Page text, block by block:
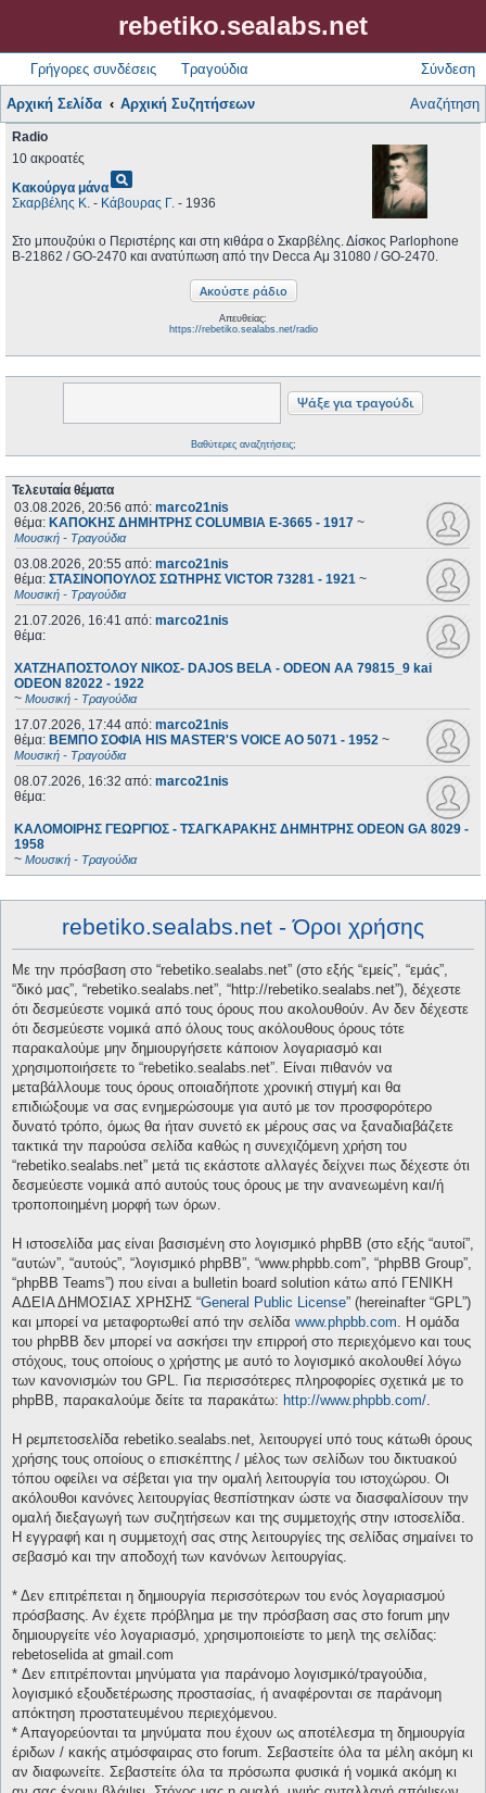
rebetiko.sealabs.net
Γρήγορες συνδέσεις Τραγούδια Σύνδεση
Αρχική Σελίδα Αρχική Συζητήσεων Αναζήτηση
Radio
10 ακροατές
Κακούργα μάναpageview
Σκαρβέλης Κ. - Κάβουρας Γ. - 1936
Στο μπουζούκι ο Περιστέρης και στη κιθάρα ο Σκαρβέλης. Δίσκος Parlophone
B-21862 / GO-2470 και ανατύπωση από την Decca Αμ 31080 / GO-2470.
Απευθείας:
https://rebetiko.sealabs.net/radio
Βαθύτερες αναζητήσεις;
Τελευταία θέματα
03.08.2026, 20:56 από: marco21nis
θέμα: ΚΑΠΟΚΗΣ ΔΗΜΗΤΡΗΣ COLUMBIA E-3665 - 1917 ~
Μουσική - Τραγούδια
03.08.2026, 20:55 από: marco21nis
θέμα: ΣΤΑΣΙΝΟΠΟΥΛΟΣ ΣΩΤΗΡΗΣ VICTOR 73281 - 1921 ~
Μουσική - Τραγούδια
21.07.2026, 16:41 από: marco21nis
θέμα:
ΧΑΤΖΗΑΠΟΣΤΟΛΟΥ ΝΙΚΟΣ- DAJOS BELA - ODEON AA 79815_9 kai
ODEON 82022 - 1922
~ Μουσική - Τραγούδια
17.07.2026, 17:44 από: marco21nis
θέμα: ΒΕΜΠΟ ΣΟΦΙΑ HIS MASTER'S VOICE AO 5071 - 1952 ~
Μουσική - Τραγούδια
08.07.2026, 16:32 από: marco21nis
θέμα:
ΚΑΛΟΜΟΙΡΗΣ ΓΕΩΡΓΙΟΣ - ΤΣΑΓΚΑΡΑΚΗΣ ΔΗΜΗΤΡΗΣ ODEON GA 8029 -
1958
~ Μουσική - Τραγούδια
rebetiko.sealabs.net - Όροι χρήσης
Με την πρόσβαση στο “rebetiko.sealabs.net” (στο εξής “εμείς”, “εμάς”,
“δικό μας”, “rebetiko.sealabs.net”, “http://rebetiko.sealabs.net”), δέχεστε
ότι δεσμεύεστε νομικά από τους όρους που ακολουθούν. Αν δεν δέχεστε
ότι δεσμεύεστε νομικά από όλους τους ακόλουθους όρους τότε
παρακαλούμε μην δημιουργήσετε κάποιον λογαριασμό και
χρησιμοποιήσετε το “rebetiko.sealabs.net”. Είναι πιθανόν να
μεταβάλλουμε τους όρους οποιαδήποτε χρονική στιγμή και θα
επιδιώξουμε να σας ενημερώσουμε για αυτό με τον προσφορότερο
δυνατό τρόπο, όμως θα ήταν συνετό εκ μέρους σας να ξαναδιαβάζετε
τακτικά την παρούσα σελίδα καθώς η συνεχιζόμενη χρήση του
“rebetiko.sealabs.net” μετά τις εκάστοτε αλλαγές δείχνει πως δέχεστε ότι
δεσμεύεστε νομικά από αυτούς τους όρους με την ανανεωμένη και/ή
τροποποιημένη μορφή των όρων.
Η ιστοσελίδα μας είναι βασισμένη στο λογισμικό phpBB (στο εξής “αυτοί”,
“αυτών”, “αυτούς”, “λογισμικό phpBB”, “www.phpbb.com”, “phpBB Group”,
“phpBB Teams”) που είναι a bulletin board solution κάτω από ΓΕΝΙΚΗ
ΑΔΕΙΑ ΔΗΜΟΣΙΑΣ ΧΡΗΣΗΣ “General Public License” (hereinafter “GPL”)
και μπορεί να μεταφορτωθεί από την σελίδα www.phpbb.com. Η ομάδα
του phpBB δεν μπορεί να ασκήσει την επιρροή στο περιεχόμενο και τους
στόχους, τους οποίους ο χρήστης με αυτό το λογισμικό ακολουθεί λόγω
των κανονισμών του GPL. Για περισσότερες πληροφορίες σχετικά με το
phpBB, παρακαλούμε δείτε τα παρακάτω: http://www.phpbb.com/.
Η ρεμπετοσελίδα rebetiko.sealabs.net, λειτουργεί υπό τους κάτωθι όρους
χρήσης τους οποίους ο επισκέπτης / μέλος των σελίδων του δικτυακού
τόπου οφείλει να σέβεται για την ομαλή λειτουργία του ιστοχώρου. Οι
ακόλουθοι κανόνες λειτουργίας θεσπίστηκαν ώστε να διασφαλίσουν την
ομαλή διεξαγωγή των συζητήσεων και της συμμετοχής στην ιστοσελίδα.
Η εγγραφή και η συμμετοχή σας στης λειτουργίες της σελίδας σημαίνει το
σεβασμό και την αποδοχή των κανόνων λειτουργίας.
* Δεν επιτρέπεται η δημιουργία περισσότερων του ενός λογαριασμού
πρόσβασης. Αν έχετε πρόβλημα με την πρόσβαση σας στο forum μην
δημιουργείτε νέο λογαριασμό, χρησιμοποιείστε το μεηλ της σελίδας:
rebetoselida at gmail.com
* Δεν επιτρέπονται μηνύματα για παράνομο λογισμικό/τραγούδια,
λογισμικό εξουδετέρωσης προστασίας, ή αναφέρονται σε παράνομη
απόκτηση προστατευμένου περιεχόμενου.
* Απαγορεύονται τα μηνύματα που έχουν ως αποτέλεσμα τη δημιουργία
έριδων / κακής ατμόσφαιρας στο forum. Σεβαστείτε όλα τα μέλη ακόμη κι
αν διαφωνείτε. Σεβαστείτε όλα τα πρόσωπα φυσικά ή νομικά ακόμη κι